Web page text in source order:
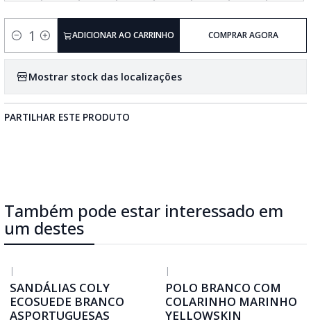
Quantidade
ADICIONAR AO CARRINHO COMPRAR AGORA
Mostrar stock das localizações
PARTILHAR ESTE PRODUTO
Também pode estar interessado em
um destes
|
SANDÁLIAS COLY
ECOSUEDE BRANCO
ASPORTUGUESAS
|
POLO BRANCO COM
COLARINHO MARINHO
YELLOWSKIN